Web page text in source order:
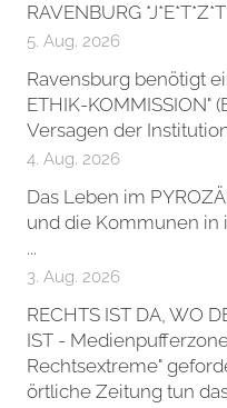
RAVENBURG
5. Aug. 2026
Ravensburg benötigt
ETHIK-KOMMISSION"
Versagen der
4. Aug. 2026
Das Leben im
und die Kommunen in
...
3. Aug. 2026
RECHTS IST DA, WO
IST -
Rechtsextreme"
örtliche Zeitung tun